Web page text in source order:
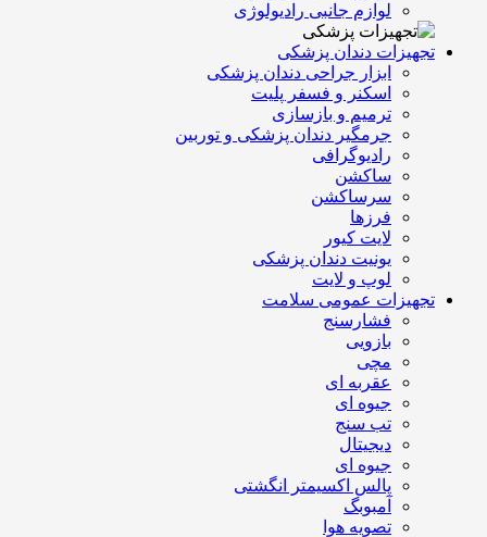
لوازم جانبی رادیولوژی
تجهیزات دندان پزشکی
ابزار جراحی دندان پزشکی
اسکنر و فسفر پلیت
ترمیم و بازسازی
جرمگیر دندان پزشکی و توربین
رادیوگرافی
ساکشن
سرساکشن
فرزها
لایت کیور
یونیت دندان پزشکی
لوپ و لایت
تجهیزات عمومی سلامت
فشارسنج
بازویی
مچی
عقربه ای
جیوه ای
تب سنج
دیجیتال
جیوه ای
پالس اکسیمتر انگشتی
آمبوبگ
تصویه هوا